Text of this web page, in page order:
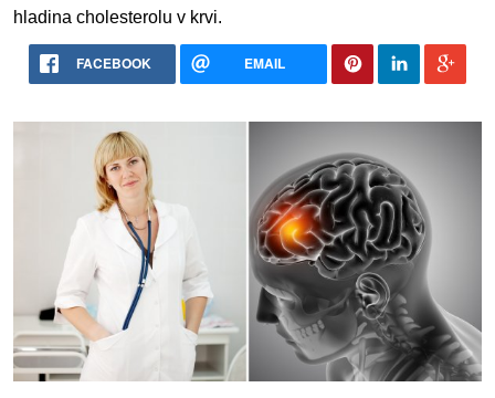
hladina cholesterolu v krvi.
FACEBOOK EMAIL